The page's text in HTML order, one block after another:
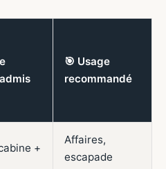
🎯 Usage
recommandé
+
Affaires,
escapade